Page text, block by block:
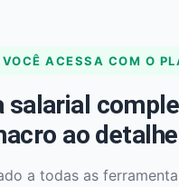
VOCÊ ACESSA COM O
salarial
ao detalhe
a todas as